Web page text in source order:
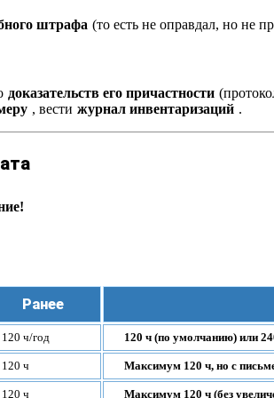
штрафа (то есть не оправдал, но не
доказательств его причастности
, вести журнал инвентаризаций .
Ранее
120 ч/год 120 ч (по умолчанию) или
120 ч Максимум 120 ч, но с
120 ч Максимум 120 ч (без